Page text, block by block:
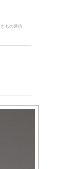
きもの通信